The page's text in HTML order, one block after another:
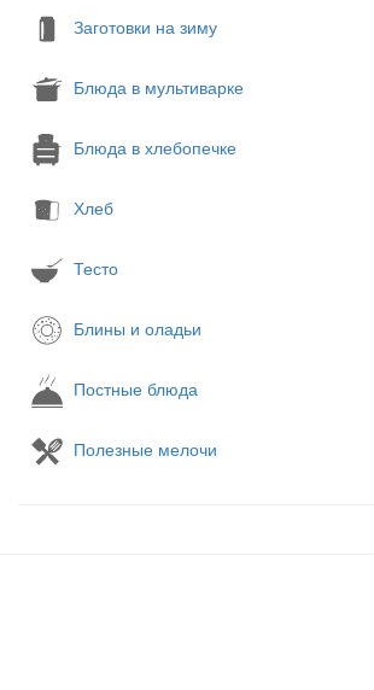
Заготовки на зиму
Блюда в мультиварке
Блюда в хлебопечке
Хлеб
Тесто
Блины и оладьи
Постные блюда
Полезные мелочи